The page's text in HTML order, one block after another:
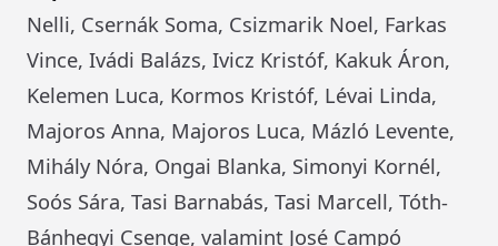
Nelli, Csernák Soma, Csizmarik Noel, Farkas
Vince, Ivádi Balázs, Ivicz Kristóf, Kakuk Áron,
Kelemen Luca, Kormos Kristóf, Lévai Linda,
Majoros Anna, Majoros Luca, Mázló Levente,
Mihály Nóra, Ongai Blanka, Simonyi Kornél,
Soós Sára, Tasi Barnabás, Tasi Marcell, Tóth-
Bánhegyi Csenge, valamint José Campó